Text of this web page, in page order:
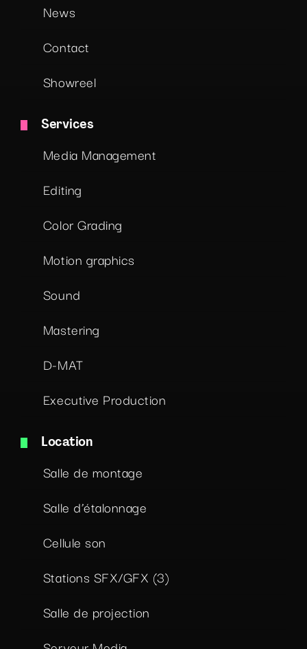
News
Contact
Showreel
Services
Media Management
Editing
Color Grading
Motion graphics
Sound
Mastering
D-MAT
Executive Production
Location
Salle de montage
Salle d’étalonnage
Cellule son
Stations SFX/GFX (3)
Salle de projection